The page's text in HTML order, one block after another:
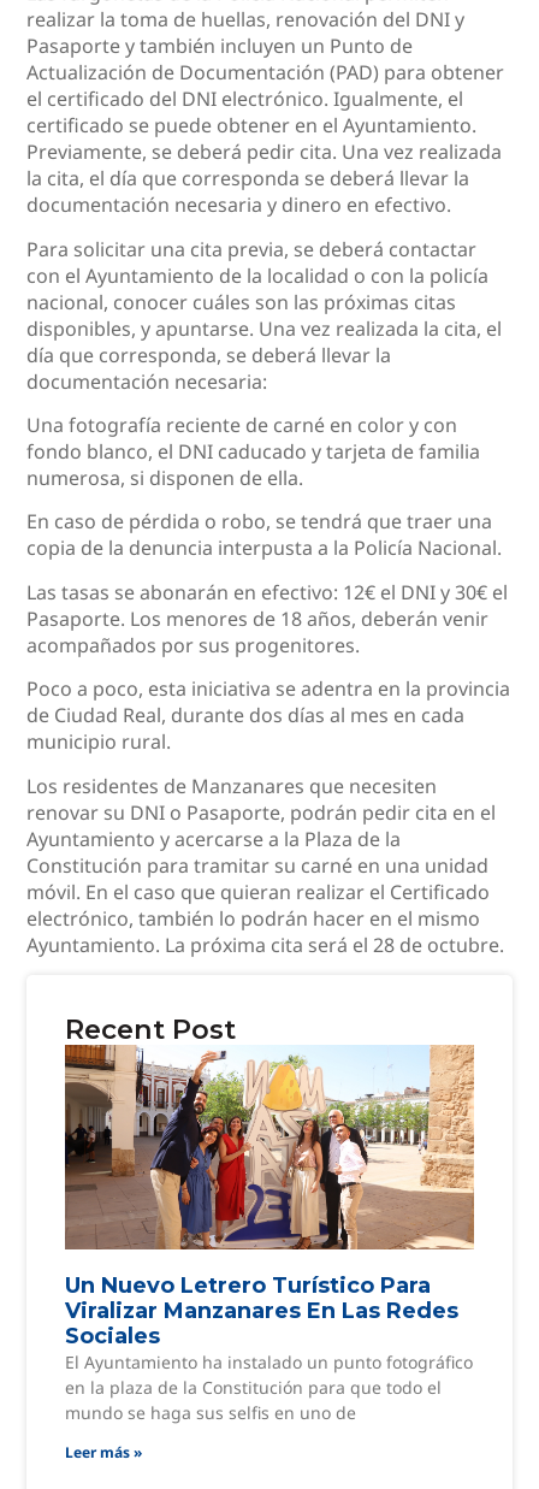
realizar la toma de huellas, renovación del DNI y
Pasaporte y también incluyen un Punto de
Actualización de Documentación (PAD) para obtener
el certificado del DNI electrónico. Igualmente, el
certificado se puede obtener en el Ayuntamiento.
Previamente, se deberá pedir cita. Una vez realizada
la cita, el día que corresponda se deberá llevar la
documentación necesaria y dinero en efectivo.
Para solicitar una cita previa, se deberá contactar
con el Ayuntamiento de la localidad o con la policía
nacional, conocer cuáles son las próximas citas
disponibles, y apuntarse. Una vez realizada la cita, el
día que corresponda, se deberá llevar la
documentación necesaria:
Una fotografía reciente de carné en color y con
fondo blanco, el DNI caducado y tarjeta de familia
numerosa, si disponen de ella.
En caso de pérdida o robo, se tendrá que traer una
copia de la denuncia interpusta a la Policía Nacional.
Las tasas se abonarán en efectivo: 12€ el DNI y 30€ el
Pasaporte. Los menores de 18 años, deberán venir
acompañados por sus progenitores.
Poco a poco, esta iniciativa se adentra en la provincia
de Ciudad Real, durante dos días al mes en cada
municipio rural.
Los residentes de Manzanares que necesiten
renovar su DNI o Pasaporte, podrán pedir cita en el
Ayuntamiento y acercarse a la Plaza de la
Constitución para tramitar su carné en una unidad
móvil. En el caso que quieran realizar el Certificado
electrónico, también lo podrán hacer en el mismo
Ayuntamiento. La próxima cita será el 28 de octubre.
Recent Post
Un Nuevo Letrero Turístico Para
Viralizar Manzanares En Las Redes
Sociales
El Ayuntamiento ha instalado un punto fotográfico
en la plaza de la Constitución para que todo el
mundo se haga sus selfis en uno de
Leer más »